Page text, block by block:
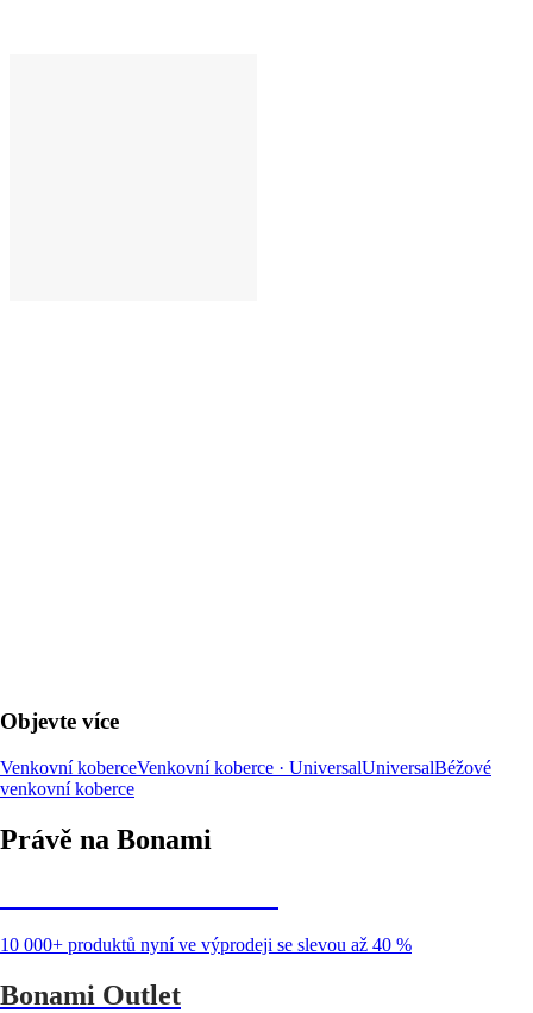
Objevte více
Venkovní koberceVenkovní koberce · UniversalUniversalBéžové
venkovní koberce
Právě na Bonami
10 000+ produktů nyní ve výprodeji se slevou až 40 %
Bonami Outlet